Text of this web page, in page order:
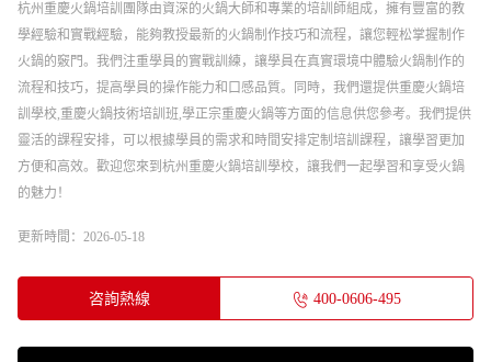
杭州重慶火鍋培訓團隊由資深的火鍋大師和專業的培訓師組成，擁有豐富的教
學經驗和實戰經驗，能夠教授最新的火鍋制作技巧和流程，讓您輕松掌握制作
火鍋的竅門。我們注重學員的實戰訓練，讓學員在真實環境中體驗火鍋制作的
流程和技巧，提高學員的操作能力和口感品質。同時，我們還提供重慶火鍋培
訓學校,重慶火鍋技術培訓班,學正宗重慶火鍋等方面的信息供您參考。我們提供
靈活的課程安排，可以根據學員的需求和時間安排定制培訓課程，讓學習更加
方便和高效。歡迎您來到杭州重慶火鍋培訓學校，讓我們一起學習和享受火鍋
的魅力！
更新時間：2026-05-18
咨詢熱線 400-0606-495